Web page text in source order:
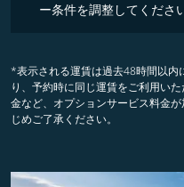
ー条件を調整してください
*表示される運賃は過去48時間以内
り、予約時に同じ運賃をご利用い
金など、オプションサービス料金
じめご了承ください。